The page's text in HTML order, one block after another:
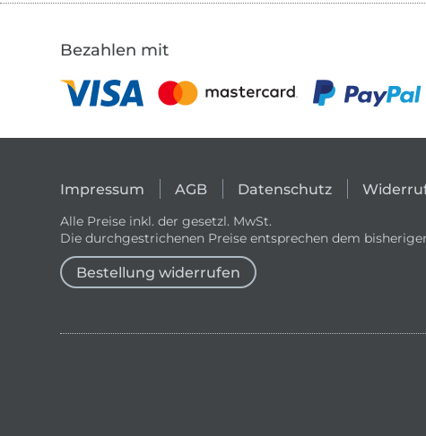
Bezahlen mit
Impressum AGB Datenschutz
Alle Preise inkl. der gesetzl. MwSt.
Die durchgestrichenen Preise entsprechen dem
Bestellung widerrufen